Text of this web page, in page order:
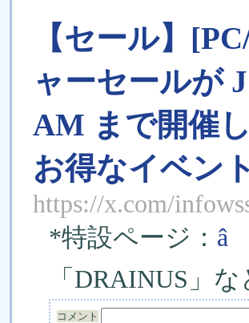
【セール】
ャーセールが
AM まで開催
お得なイベン
https://x.com/
*特設ページ： â
「DRAINUS」な
コメント